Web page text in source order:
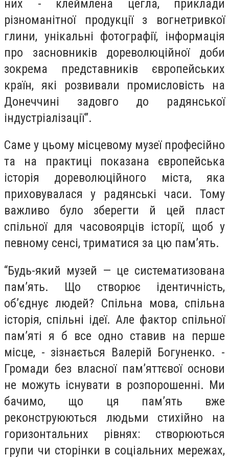
них - клеймлена цегла, приклади
різноманітної продукції з вогнетривкої
глини, унікальні фотографії, інформація
про засновників дореволюційної доби
зокрема представників європейських
країн, які розвивали промисловість на
Донеччині задовго до радянської
індустріалізації”.
Саме у цьому місцевому музеї професійно
та на практиці показана європейська
історія дореволюційного міста, яка
приховувалася у радянські часи. Тому
важливо було зберегти й цей пласт
спільної для часовоярців історії, щоб у
певному сенсі, триматися за цю пам’ять.
“Будь-який музей — це систематизована
пам’ять. Що створює ідентичність,
об’єднує людей? Спільна мова, спільна
історія, спільні ідеї. Але фактор спільної
пам’яті я б все одно ставив на перше
місце, - зізнається Валерій Богуненко. -
Громади без власної пам’яттєвої основи
не можуть існувати в розпорошенні. Ми
бачимо, що ця пам’ять вже
реконструюються людьми стихійно на
горизонтальних рівнях: створюються
групи чи сторінки в соціальних мережах,